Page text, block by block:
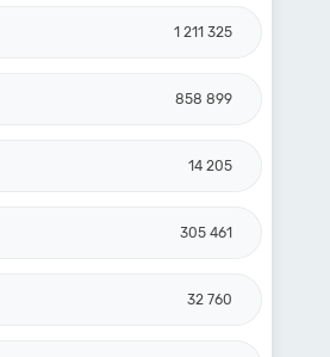
1 211 325
858 899
14 205
305 461
32 760